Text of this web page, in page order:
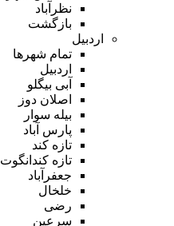
نظرآباد
بازگشت
اردبیل
تمام شهر‌ها
اردبیل
آبی بیگلو
اصلان دوز
بیله سوار
پارس آباد
تازه کند
تازه کندانگوت
جعفرآباد
خلخال
رضی
سرعین